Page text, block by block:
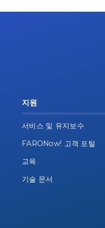
지원
서비스 및 유지보수
FARONow! 고객 포털
교육
기술 문서